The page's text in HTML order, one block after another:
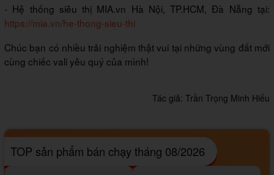
- Hệ thống siêu thị MIA.vn Hà Nội, TP.HCM, Đà Nẵng tại:
https://mia.vn/he-thong-sieu-thi
Chúc bạn có nhiều trải nghiệm thật vui tại những vùng đất mới
cùng chiếc vali yêu quý của mình!
Tác giả: Trần Trọng Minh Hiếu
TOP sản phẩm bán chạy tháng 08/2026